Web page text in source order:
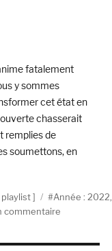
fatalement
y sommes
cet état en
chasserait
remplies de
soumettons, en
DES NOUVEAUTÉS
playlist Étiquettes
Année : 2022
commentairesur